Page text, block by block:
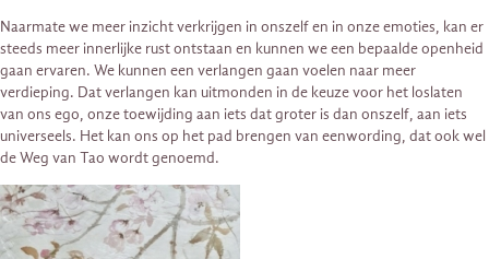
Naarmate we meer inzicht verkrijgen in onszelf en in onze emoties, kan er
steeds meer innerlijke rust ontstaan en kunnen we een bepaalde openheid
gaan ervaren. We kunnen een verlangen gaan voelen naar meer
verdieping. Dat verlangen kan uitmonden in de keuze voor het loslaten
van ons ego, onze toewijding aan iets dat groter is dan onszelf, aan iets
universeels. Het kan ons op het pad brengen van eenwording, dat ook wel
de Weg van Tao wordt genoemd.